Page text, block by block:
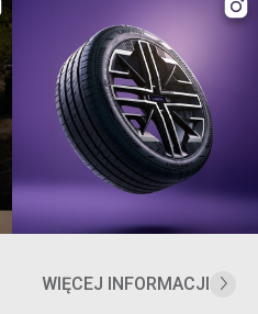
WIĘCEJ INFORMACJI